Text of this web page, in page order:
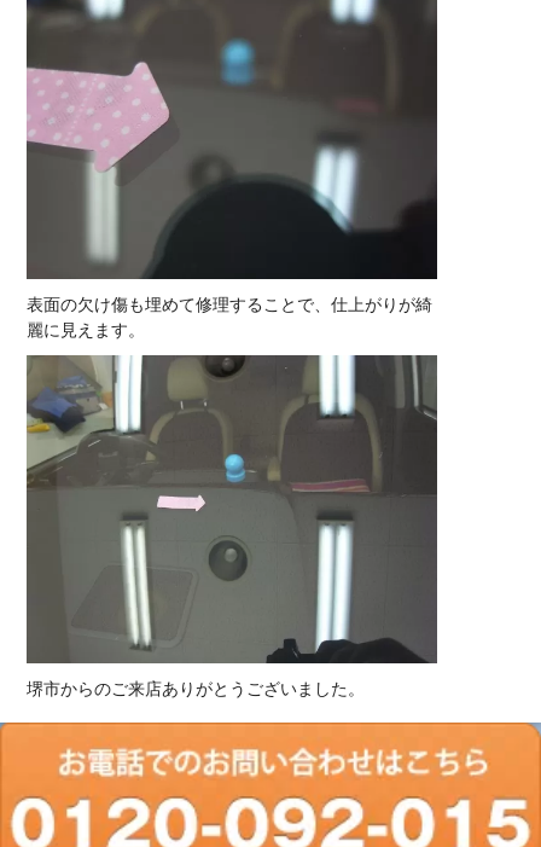
表面の欠け傷も埋めて修理することで、仕上がりが綺
麗に見えます。
堺市からのご来店ありがとうございました。